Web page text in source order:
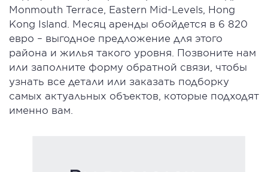
Monmouth Terrace, Eastern Mid-Levels, Hong
Kong Island. Месяц аренды обойдется в 6 820
евро – выгодное предложение для этого
района и жилья такого уровня. Позвоните нам
или заполните форму обратной связи, чтобы
узнать все детали или заказать подборку
самых актуальных объектов, которые подходят
именно вам.